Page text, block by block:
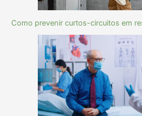
Como prevenir curtos-circuitos em